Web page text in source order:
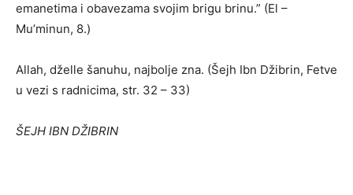
emanetima i obavezama svojim brigu brinu.” (El –
Mu’minun, 8.)
Allah, dželle šanuhu, najbolje zna. (Šejh Ibn Džibrin, Fetve
u vezi s radnicima, str. 32 – 33)
ŠEJH IBN DŽIBRIN